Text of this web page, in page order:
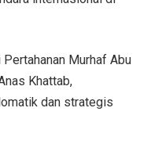
Murhaf Abu
Khattab,
dan strategis